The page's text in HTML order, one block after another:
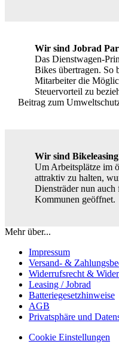
Wir sind Jobrad
Das Dienstwagen-
Bikes übertragen. So
Mitarbeiter die
Steuervorteil zu
Beitrag zum
Wir sind
Um Arbeitsplätze im
attraktiv zu halten,
Diensträder nun
Kommunen geöffnet.
Mehr über...
Impressum
Versand- &
Widerrufsrecht &
Leasing / Jobrad
Batteriegesetzhinweise
AGB
Privatsphäre und
Cookie Einstellungen